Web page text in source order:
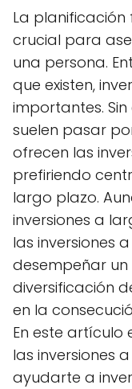
La
crucial para
una persona.
que existen,
importantes.
suelen pasar
ofrecen las
prefiriendo
largo plazo.
inversiones a
las inversiones
desempeñar
diversificación
en la
En este artículo
las inversiones
ayudarte a